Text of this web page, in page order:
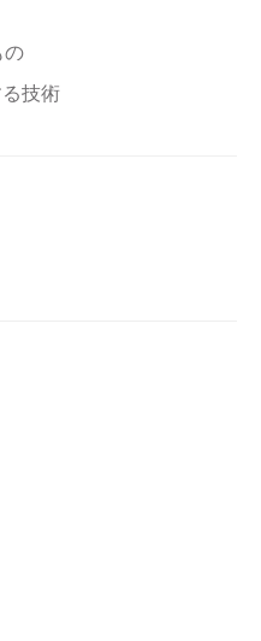
の
技術